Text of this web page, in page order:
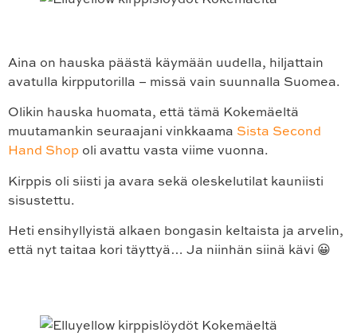
Aina on hauska päästä käymään uudella, hiljattain
avatulla kirpputorilla – missä vain suunnalla Suomea.
Olikin hauska huomata, että tämä Kokemäeltä
muutamankin seuraajani vinkkaama Sista Second
Hand Shop oli avattu vasta viime vuonna.
Kirppis oli siisti ja avara sekä oleskelutilat kauniisti
sisustettu.
Heti ensihyllyistä alkaen bongasin keltaista ja arvelin,
että nyt taitaa kori täyttyä… Ja niinhän siinä kävi 😀